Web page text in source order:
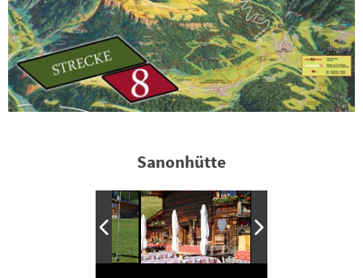
Sanonhütte